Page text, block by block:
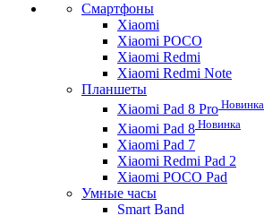
Смартфоны
Xiaomi
Xiaomi POCO
Xiaomi Redmi
Xiaomi Redmi Note
Планшеты
Xiaomi Pad 8 Pro Новинка
Xiaomi Pad 8 Новинка
Xiaomi Pad 7
Xiaomi Redmi Pad 2
Xiaomi POCO Pad
Умные часы
Smart Band